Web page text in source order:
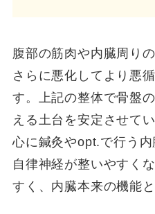
腹部の筋肉や内臓周り
さらに悪化してより悪
す。上記の整体で骨盤
える土台を安定させて
心に鍼灸やopt.で行う内
自律神経が整いやすく
すく、内臓本来の機能